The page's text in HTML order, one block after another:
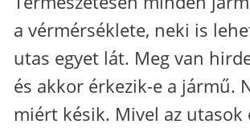
a vérmérséklete, neki is
utas egyet lát. Meg van
és akkor érkezik-e a jármű.
miért késik. Mivel az utasok